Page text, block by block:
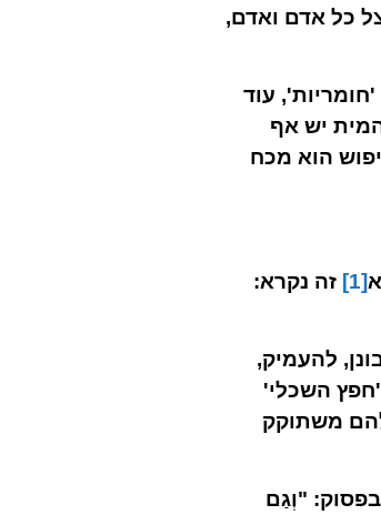
כל אדם ואדם,
עוד
יש אף
הוא מכח
[1]
זה נקרא:
להעמיק,
השכלי'
משתוקק
"וְגַם